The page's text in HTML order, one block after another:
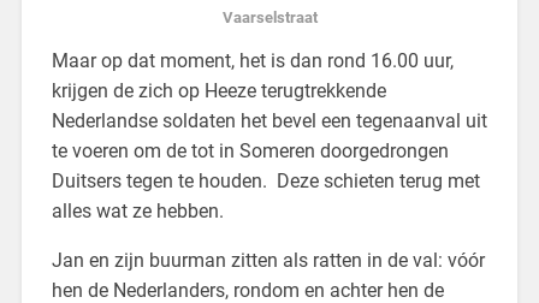
Vaarselstraat
Maar op dat moment, het is dan rond 16.00 uur,
krijgen de zich op Heeze terugtrekkende
Nederlandse soldaten het bevel een tegenaanval uit
te voeren om de tot in Someren doorgedrongen
Duitsers tegen te houden. Deze schieten terug met
alles wat ze hebben.
Jan en zijn buurman zitten als ratten in de val: vóór
hen de Nederlanders, rondom en achter hen de